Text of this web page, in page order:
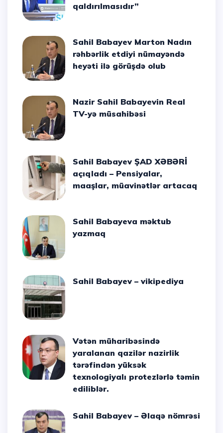
qaldırılmasıdır”
Sahil Babayev Marton Nadın
rəhbərlik etdiyi nümayəndə
heyəti ilə görüşdə olub
Nazir Sahil Babayevin Real
TV-yə müsahibəsi
Sahil Babayev ŞAD XƏBƏRİ
açıqladı – Pensiyalar,
maaşlar, müavinətlər artacaq
Sahil Babayeva məktub
yazmaq
Sahil Babayev – vikipediya
Vətən müharibəsində
yaralanan qazilər nazirlik
tərəfindən yüksək
texnologiyalı protezlərlə təmin
ediliblər.
Sahil Babayev – Əlaqə nömrəsi